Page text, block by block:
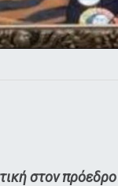
στον